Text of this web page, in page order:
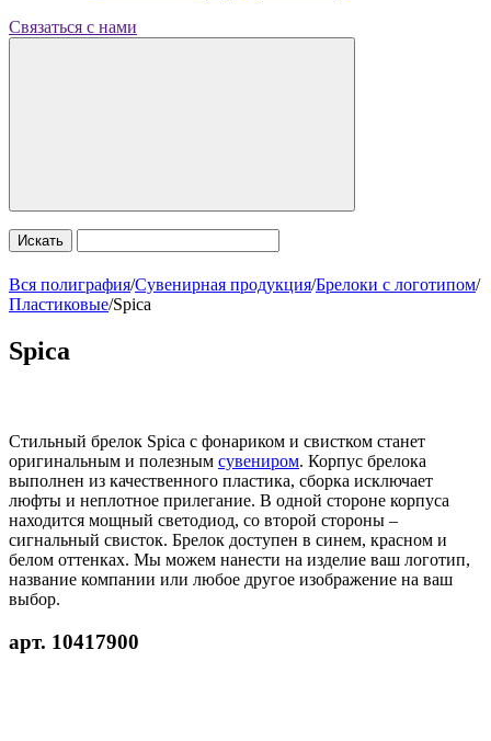
Связаться с нами
Искать
Вся полиграфия/Сувенирная продукция/Брелоки с логотипом/
Пластиковые/Spica
Spica
Стильный брелок Spica с фонариком и свистком станет
оригинальным и полезным сувениром. Корпус брелока
выполнен из качественного пластика, сборка исключает
люфты и неплотное прилегание. В одной стороне корпуса
находится мощный светодиод, со второй стороны –
сигнальный свисток. Брелок доступен в синем, красном и
белом оттенках. Мы можем нанести на изделие ваш логотип,
название компании или любое другое изображение на ваш
выбор.
арт. 10417900